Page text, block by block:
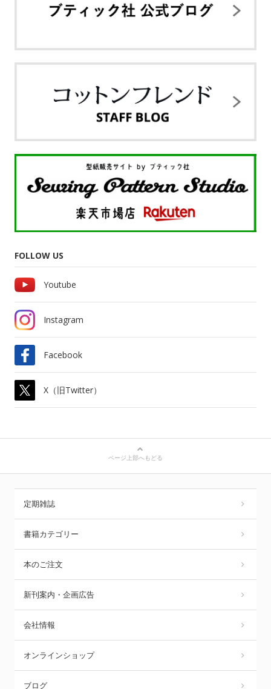
FOLLOW US
Youtube
Instagram
Facebook
X（旧Twitter）
ページ上部へもどる
定期雑誌
書籍カテゴリー
本のご注文
新刊案内・企画広告
会社情報
オンラインショップ
ブログ